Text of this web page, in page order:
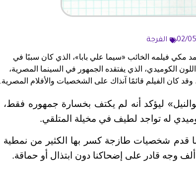
02/ الفرجة
مكي فيلمه الخائب «سيما علي بابا»، الذي كان سببًا في
الكوميدي، الذي يفتقده الجمهور في السينما المصرية،
كان الفيلم قائمًا آنذاك على الشخصيات والأفلام المصرية.
ليؤكد أنه لم يكتف بخسارة جمهوره فقط،
له تواجد لطيف في مخيلة المتلقي.
قدم شخصيات طازجة كسر بها الكثير من نمطية
ألف وجه قادر على إضحاكنا دون ابتذال أو حماقة.